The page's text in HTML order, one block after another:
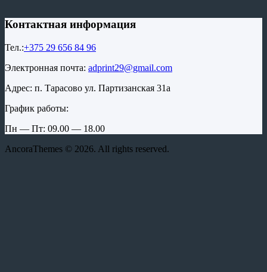
Контактная информация
Тел.:+375 29 656 84 96
Электронная почта: adprint29@gmail.com
Адрес: п. Тарасово ул. Партизанская 31а
График работы:
Пн — Пт: 09.00 — 18.00
AncoraThemes © 2026. All rights reserved.